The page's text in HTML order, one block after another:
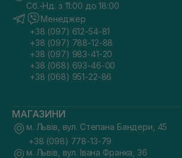
Сб.-Нд. з 11:00 до 18:00
Менеджер
+38 (097) 612-54-81
+38 (097) 788-12-88
+38 (097) 983-41-20
+38 (068) 693-46-00
+38 (068) 951-22-86
МАГАЗИНИ
м. Львів, вул. Степана Бандери, 45
+38 (098) 778-13-79
м. Львів, вул. Івана Франка, 36